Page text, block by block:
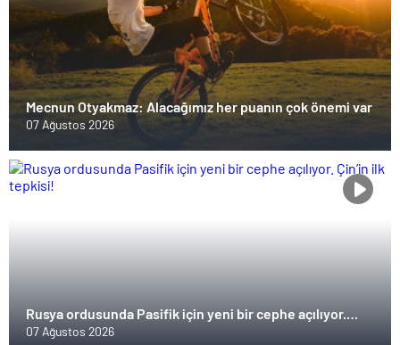
Mecnun Otyakmaz: Alacağımız her puanın çok önemi var
07 Ağustos 2026
Rusya ordusunda Pasifik için yeni bir cephe açılıyor.
Çin’in ilk tepkisi!
07 Ağustos 2026